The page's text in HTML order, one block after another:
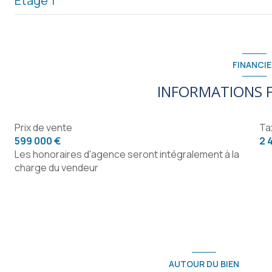
entrée
salle d'eau
WC
buanderie
salle cinéma
INFORMATIONS
Prix de vente
599 000 €
Les honoraires d'agence seront intégralement à la
charge du vendeur
2
AUTOUR DU BIEN